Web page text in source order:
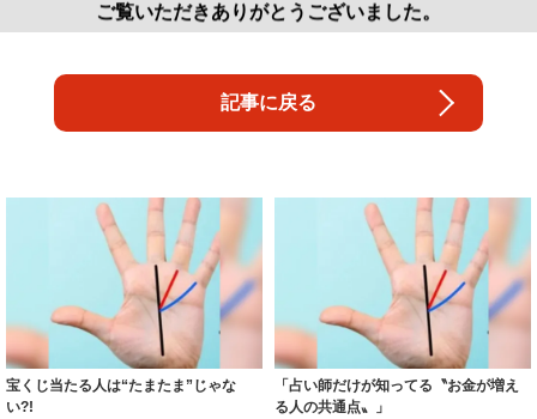
ご覧いただきありがとうございました。
記事に戻る
宝くじ当たる人は“たまたま”じゃな
い?!
「占い師だけが知ってる〝お金が増え
る人の共通点〟」